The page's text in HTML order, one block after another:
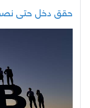
حقق دخل حتى